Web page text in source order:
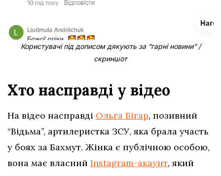
Користувачі під дописом дякують за “гарні новини” /
скриншот
Хто насправді у відео
На відео насправді Ольга Бігар, позивний
“Відьма”, артилеристка ЗСУ, яка брала участь
у боях за Бахмут. Жінка є публічною особою,
вона має власний Instagram-акаунт, який